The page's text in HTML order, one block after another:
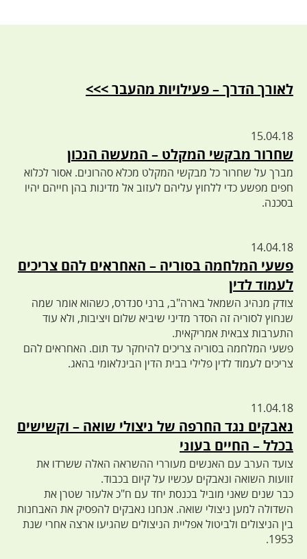
לאורך הדרך – פעילויות מהעבר >>>
15.04.18
שחרור מבקשי המקלט – המעשה הנכון
מברך על שחרור כל מבקשי המקלט מכלא סהרונים. אסור לכלוא
חפים מפשע כדי ללחוץ עליהם לעזוב אל מדינות בהן חייהם יהיו
בסכנה.
14.04.18
פשעי המלחמה בסוריה – האחראים להם צריכים
לעמוד לדין
צודק מנהיג השמאל בארה"ב, ברני סנדרס, כשהוא אומר שמה
שנחוץ לסוריה זה הסדר מדיני שיביא שלום ויציבות, ולא עוד
התערבות צבאית אמריקאית.
פשעי המלחמה בסוריה צריכים להיחקר עד תום. האחראים להם
צריכים לעמוד לדין פלילי בבית הדין הבינלאומי בהאג.
11.04.18
נאבקים נגד החרפה של ניצולי שואה – וקשישים
בכלל – החיים בעוני
צועד הערב עם האנשים מעוררי ההשראה האלה ששרדו את
זוועות השואה ונאבקים עכשיו על קיום בכבוד.
כבר שנים שאני מוביל בכנסת יחד עם ח"כ אלעזר שטרן את
השדולה למען ניצולי שואה. אנחנו נאבקים להפסיק את האבחנות
בין הניצולים ולביטול אפליית הניצולים שהגיעו ארצה אחרי שנת
1953.